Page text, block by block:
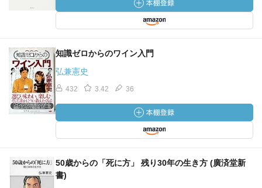
知識ゼロからのワイン入門
弘兼憲史
432 3.42 36
50歳からの「死に方」 残り30年の生き方 (廣済堂新
書)